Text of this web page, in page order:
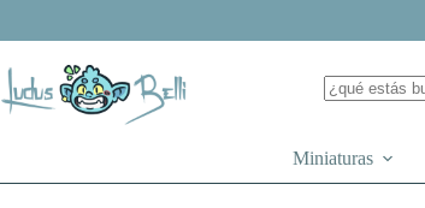
Miniaturas